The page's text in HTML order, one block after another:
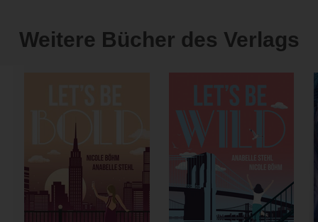
Weitere Bücher des Verlags